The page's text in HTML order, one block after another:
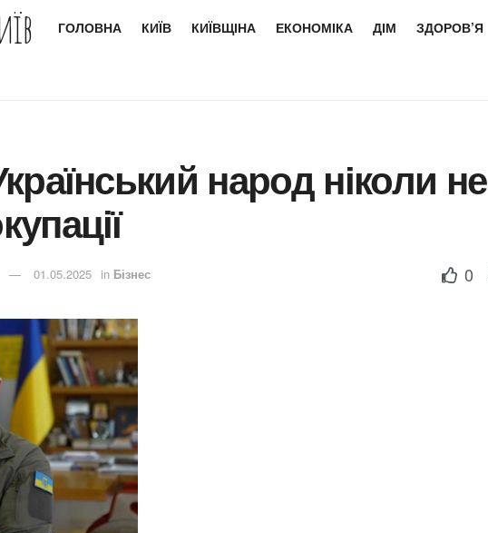
ГОЛОВНА КИЇВ КИЇВЩІНА ЕКОНОМІКА ДІМ ЗДОРОВ’Я
народ ніколи не
01.05.2025 in Бізнес 0